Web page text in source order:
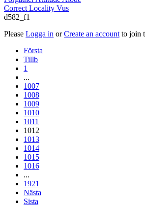
Correct Locality Vus
d582_f1
Please Logga in orCreate an account to join
Första
Tillb
1
...
1007
1008
1009
1010
1011
1012
1013
1014
1015
1016
...
1921
Nästa
Sista